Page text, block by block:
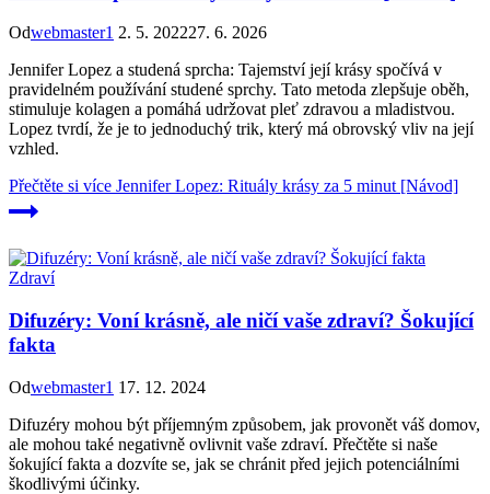
Odwebmaster1 2. 5. 202227. 6. 2026
Jennifer Lopez a studená sprcha: Tajemství její krásy spočívá v
pravidelném používání studené sprchy. Tato metoda zlepšuje oběh,
stimuluje kolagen a pomáhá udržovat pleť zdravou a mladistvou.
Lopez tvrdí, že je to jednoduchý trik, který má obrovský vliv na její
vzhled.
Přečtěte si více Jennifer Lopez: Rituály krásy za 5 minut [Návod]
Zdraví
Difuzéry: Voní krásně, ale ničí vaše zdraví? Šokující
fakta
Odwebmaster1 17. 12. 2024
Difuzéry mohou být příjemným způsobem, jak provonět váš domov,
ale mohou také negativně ovlivnit vaše zdraví. Přečtěte si naše
šokující fakta a dozvíte se, jak se chránit před jejich potenciálními
škodlivými účinky.